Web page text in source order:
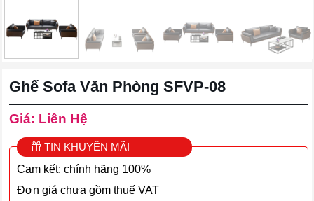
Ghế Sofa Văn Phòng SFVP-08
Giá: Liên Hệ
TIN KHUYẾN MÃI
Cam kết: chính hãng 100%
Đơn giá chưa gồm thuế VAT